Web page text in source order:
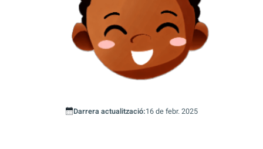
Darrera actualització:16 de febr. 2025